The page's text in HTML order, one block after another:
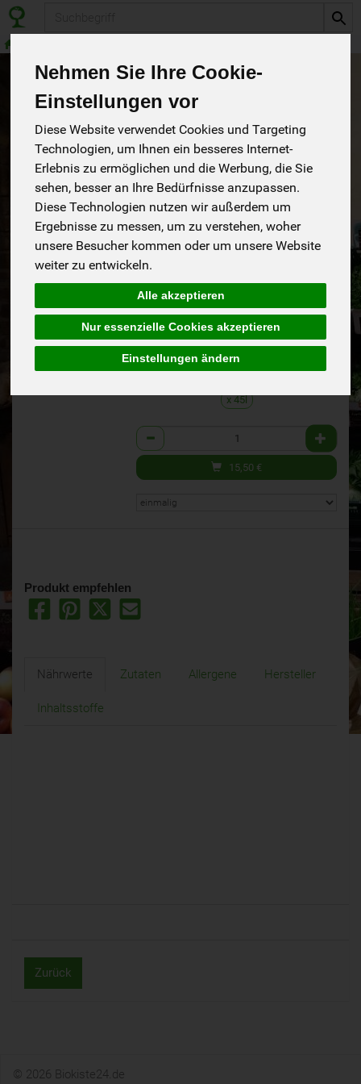
Nehmen Sie Ihre Cookie-
Einstellungen vor
Diese Website verwendet Cookies und Targeting
Technologien, um Ihnen ein besseres Internet-
Erlebnis zu ermöglichen und die Werbung, die Sie
sehen, besser an Ihre Bedürfnisse anzupassen.
Diese Technologien nutzen wir außerdem um
Ergebnisse zu messen, um zu verstehen, woher
unsere Besucher kommen oder um unsere Website
weiter zu entwickeln.
Alle akzeptieren
Nur essenzielle Cookies akzeptieren
Einstellungen ändern
Bio-Universalerde 45L.torffrei
Deutschland
15,50 €
(0,34 € / 1 Liter)
inkl. 19% MwSt.
x 45l
Anzahl
15,50 €
Produkt empfehlen
Nährwerte Zutaten Allergene Hersteller
Inhaltsstoffe
Zurück
© 2026 Biokiste24.de